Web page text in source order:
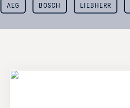
AEG BOSCH LIEBHERR